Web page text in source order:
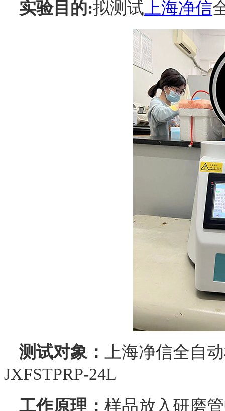
实验目的:拟测试 上海净信
测试对象：
上海净信全自
JXFSTPRP-24L
工作原理： 样品放入研磨